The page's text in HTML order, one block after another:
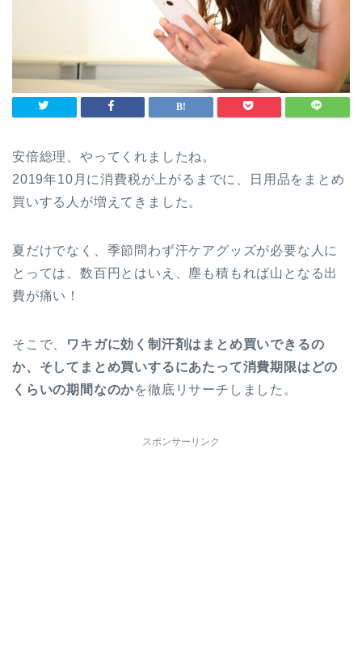
安倍総理、やってくれましたね。
2019年10月に消費税が上がるまでに、日用品をまとめ
買いする人が増えてきました。
夏だけでなく、季節問わず汗ケアグッズが必要な人に
とっては、数百円とはいえ、塵も積もれば山となる出
費が痛い！
そこで、
ワキガに効く制汗剤はまとめ買いできるの
か、そしてまとめ買いするにあたって消費期限はどの
くらいの期間なのかを徹底リサーチしました。
スポンサーリンク